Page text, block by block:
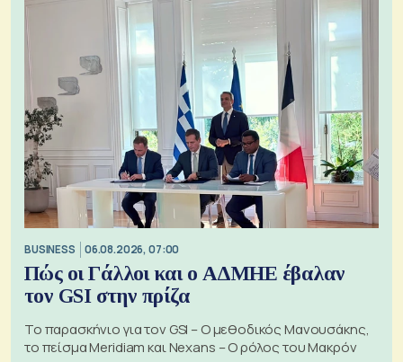
BUSINESS 06.08.2026, 07:00
Πώς οι Γάλλοι και ο ΑΔΜΗΕ έβαλαν
τον GSI στην πρίζα
Το παρασκήνιο για τον GSI – Ο μεθοδικός Μανουσάκης,
το πείσμα Meridiam και Nexans – Ο ρόλος του Μακρόν